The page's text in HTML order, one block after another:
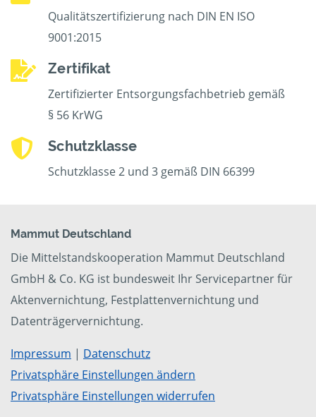
Qualitätszertifizierung nach DIN EN ISO
9001:2015
Zertifikat
Zertifizierter Entsorgungsfachbetrieb gemäß
§ 56 KrWG
Schutzklasse
Schutzklasse 2 und 3 gemäß DIN 66399
Mammut Deutschland
Die Mittelstandskooperation Mammut Deutschland
GmbH & Co. KG ist bundesweit Ihr Servicepartner für
Aktenvernichtung, Festplattenvernichtung und
Datenträgervernichtung.
Impressum | Datenschutz
Privatsphäre Einstellungen ändern
Privatsphäre Einstellungen widerrufen